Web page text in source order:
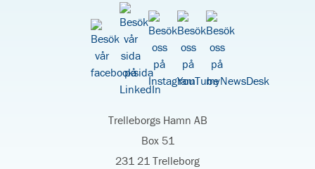
Trelleborgs Hamn AB
Box 51
231 21 Trelleborg